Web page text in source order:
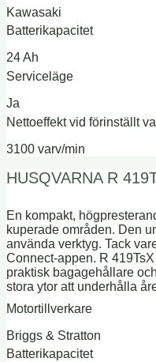
Kawasaki
Batterikapacitet
24 Ah
Serviceläge
Ja
Nettoeffekt vid förinställt
3100 varv/min
HUSQVARNA R
En kompakt,
kuperade områden. Den
använda verktyg. Tack
Connect-appen. R
praktisk bagagehållare
stora ytor att underhålla
Motortillverkare
Briggs & Stratton
Batterikapacitet